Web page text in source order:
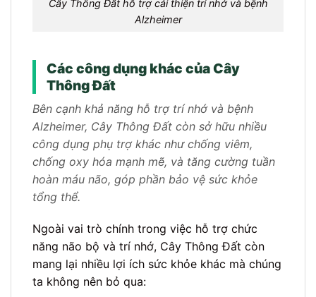
Cây Thông Đất hỗ trợ cải thiện trí nhớ và bệnh
Alzheimer
Các công dụng khác của Cây
Thông Đất
Bên cạnh khả năng hỗ trợ trí nhớ và bệnh
Alzheimer, Cây Thông Đất còn sở hữu nhiều
công dụng phụ trợ khác như chống viêm,
chống oxy hóa mạnh mẽ, và tăng cường tuần
hoàn máu não, góp phần bảo vệ sức khỏe
tổng thể.
Ngoài vai trò chính trong việc hỗ trợ chức
năng não bộ và trí nhớ, Cây Thông Đất còn
mang lại nhiều lợi ích sức khỏe khác mà chúng
ta không nên bỏ qua: